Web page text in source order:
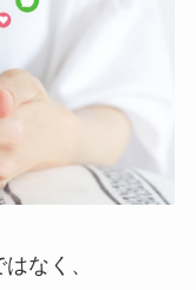
なく、